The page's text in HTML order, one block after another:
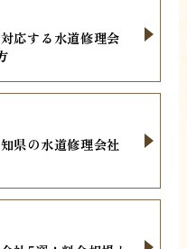
応する水道修理会
県の水道修理会社